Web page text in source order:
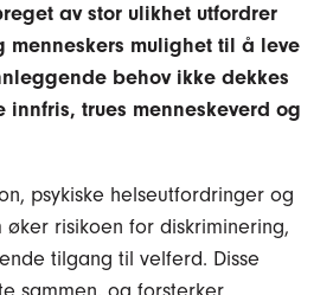
av stor ulikhet utfordrer
mulighet til å leve
behov ikke dekkes
trues menneskeverd og
psykiske helseutfordringer og
øker risikoen for diskriminering,
tilgang til velferd. Disse